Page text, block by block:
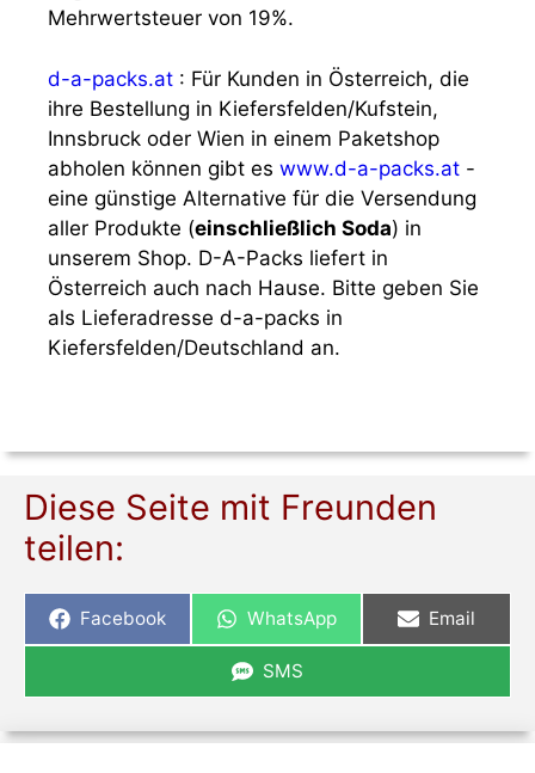
Mehrwertsteuer von 19%.
d-a-packs.at : Für Kunden in Österreich, die
ihre Bestellung in Kiefersfelden/Kufstein,
Innsbruck oder Wien in einem Paketshop
abholen können gibt es www.d-a-packs.at -
eine günstige Alternative für die Versendung
aller Produkte (einschließlich Soda) in
unserem Shop. D-A-Packs liefert in
Österreich auch nach Hause. Bitte geben Sie
als Lieferadresse d-a-packs in
Kiefersfelden/Deutschland an.
Diese Seite mit Freunden
teilen:
Share
on
Facebook
Share
on
WhatsApp
Share
on
Email
Share
on
SMS